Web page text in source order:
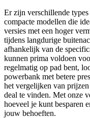
Er zijn verschillende
compacte modellen die
versies met een hoger
tijdens langdurige
afhankelijk van de
kunnen prima voldoen
regelmatig op pad bent,
powerbank met betere
het vergelijken van
deal te vinden. Met onze
hoeveel je kunt besparen
jouw behoeften.